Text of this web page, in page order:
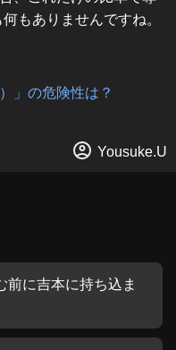
もありませんですね。
」の危険性は？
Yousuke.U
前に吉本に持ち込ま